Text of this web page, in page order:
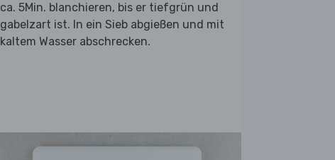
ca. 5Min. blanchieren, bis er tiefgrün und
gabelzart ist. In ein Sieb abgießen und mit
kaltem Wasser abschrecken.